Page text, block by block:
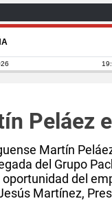
Peláez
Martín
del Grupo
del
Martínez,